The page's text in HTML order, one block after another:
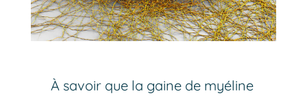
À savoir que la gaine de myéline